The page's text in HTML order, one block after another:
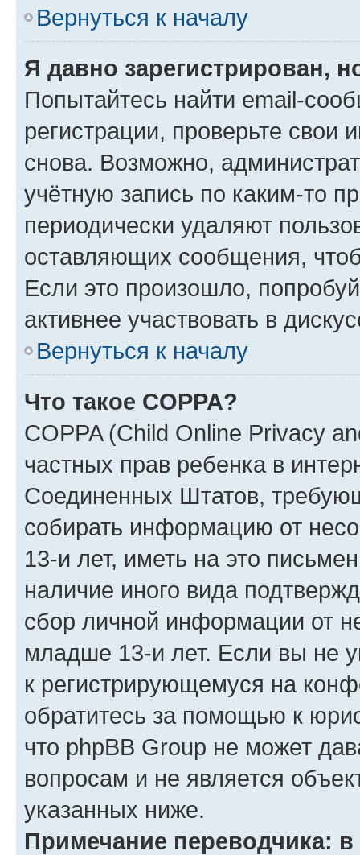
Вернуться к началу
Я давно зарегистрирован,
Попытайтесь найти email-
регистрации, проверьте свои
снова. Возможно,
учётную запись по каким-то
периодически удаляют
оставляющих сообщения,
Если это произошло,
активнее участвовать в
Вернуться к началу
Что такое COPPA?
COPPA (Child Online Privacy
частных прав ребенка в
Соединенных Штатов,
собирать информацию от
13-и лет, иметь на это
наличие иного вида
сбор личной информации от
младше 13-и лет. Если вы не
к регистрирующемуся на
обратитесь за помощью к
что phpBB Group не может
вопросам и не является
указанных ниже.
Примечание переводчика: